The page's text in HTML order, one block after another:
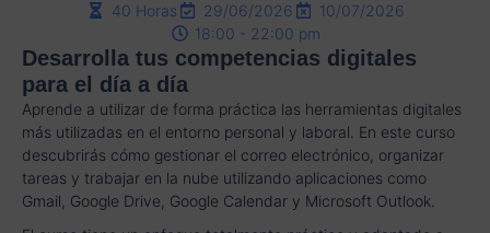
40 Horas 29/06/2026
10/07/2026
18:00 - 22:00 pm
Desarrolla tus competencias digitales
para el día a día
Aprende a utilizar de forma práctica las herramientas digitales
más utilizadas en el entorno personal y laboral. En este curso
descubrirás cómo gestionar el correo electrónico, organizar
tareas y trabajar en la nube utilizando aplicaciones como
Gmail, Google Drive, Google Calendar y Microsoft Outlook.